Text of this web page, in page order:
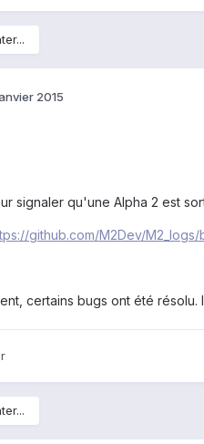
2015
signaler qu'une Alpha 2 est
github.com/M2Dev/M2_logs/
certains bugs ont été résolu.